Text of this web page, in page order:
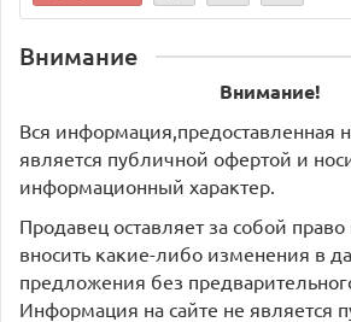
Внимание
Внимание!
Вся информация,предоставленная
является публичной офертой и
информационный характер.
Продавец оставляет за собой
вносить какие-либо изменения в
предложения без
Информация на сайте не является